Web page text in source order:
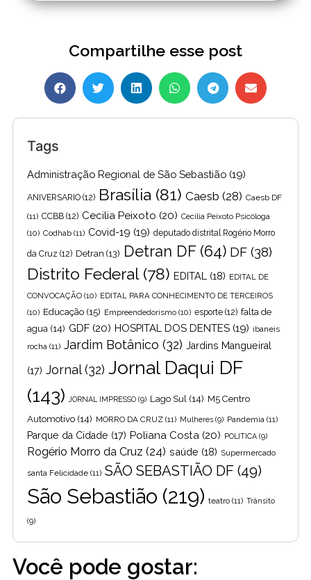
Compartilhe esse post
Tags
Administração Regional de São Sebastião (19)
ANIVERSARIO (12) Brasília (81) Caesb (28) Caesb DF
(11) CCBB (12) Cecilia Peixoto (20) Cecília Peixoto Psicóloga
(10) Codhab (11) Covid-19 (19) deputado distrital Rogério Morro
da Cruz (12) Detran (13) Detran DF(64) DF (38)
Distrito Federal(78) EDITAL (18) EDITAL DE
CONVOCAÇÃO (10) EDITAL PARA CONHECIMENTO DE TERCEIROS
(10) Educação (15) Empreendedorismo (10) esporte (12) falta de
agua (14) GDF (20) HOSPITAL DOS DENTES (19) ibaneis
rocha (11) Jardim Botânico (32) Jardins Mangueiral
(17) Jornal(32) Jornal Daqui DF
(143)
JORNAL IMPRESSO (9) Lago Sul (14) M5 Centro
Automotivo (14) MORRO DA CRUZ (11) Mulheres (9) Pandemia (11)
Parque da Cidade (17) Poliana Costa (20) POLITICA (9)
Rogério Morro da Cruz (24) saúde (18) Supermercado
santa Felicidade (11) SÃO SEBASTIÃO DF (49)
São Sebastião (219) teatro (11) Trânsito
(9)
Você pode gostar: